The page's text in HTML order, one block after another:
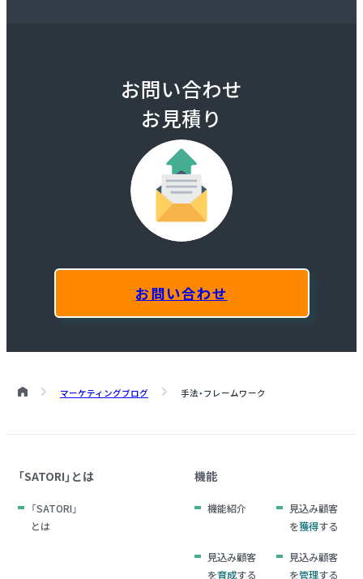
お問い合わせ
お見積り
お問い合わせ
マーケティングブログ 手法・フレームワーク
「SATORI」とは
「SATORI」
とは
機能
機能紹介
見込み顧客
を獲得する
見込み顧客
を育成する
見込み顧客
を管理する